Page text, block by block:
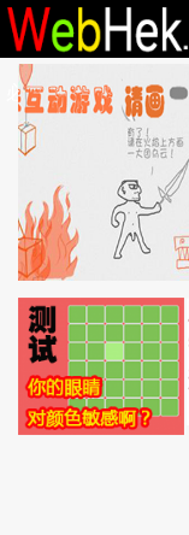
必观作品 SVG教程